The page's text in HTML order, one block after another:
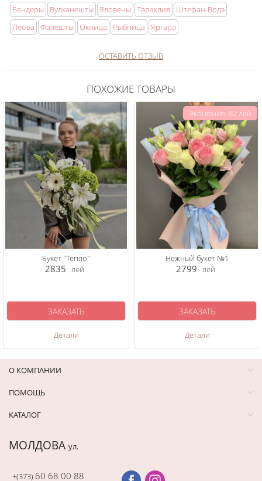
Бендеры Вулканешты Яловены Тараклия
Штефан-Водэ
Леова
Фалешты Окница Рыбница Яргара
ОСТАВИТЬ ОТЗЫВ
ПОХОЖИЕ ТОВАРЫ
Букет "Тепло"
2835 лей
Детали
ЗАКАЗАТЬ
Экономия: 82 лей
Нежный букет №1
2799 лей
Детали
ЗАКАЗАТЬ
О КОМПАНИИ
ПОМОЩЬ
КАТАЛОГ
МОЛДОВА ул.
+(373) 60 68 00 88